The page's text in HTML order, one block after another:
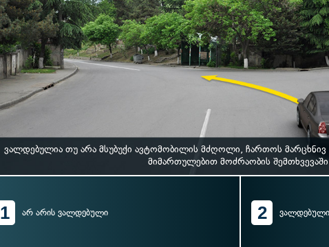
ვალდებულია თუ არა მსუბუქი ავტომობილის მძღოლი, ჩართოს მარცხნივ
მიმართულებით მოძრაობის
1 არ არის ვალდებული 2